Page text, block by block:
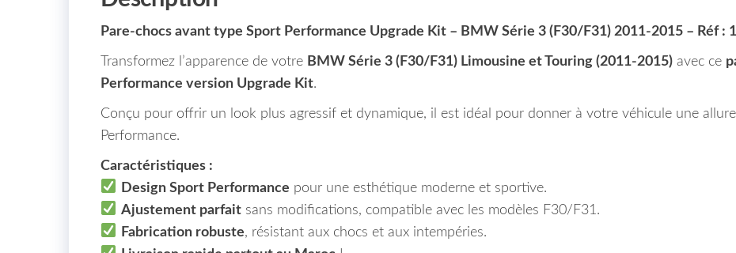
Pare-chocs avant type Sport Performance Upgrade Kit – BMW Série 3 (F30/F31) 2011-2015 – Réf :
Transformez l’apparence de votre BMW Série 3 (F30/F31) Limousine et Touring (2011-2015) avec ce
Performance version Upgrade Kit.
Conçu pour offrir un look plus agressif et dynamique, il est idéal pour donner à votre véhicule une
Performance.
Caractéristiques :
Design Sport Performance pour une esthétique moderne et sportive.
Ajustement parfaitsans modifications, compatible avec les modèles F30/F31.
Fabrication robuste, résistant aux chocs et aux intempéries.